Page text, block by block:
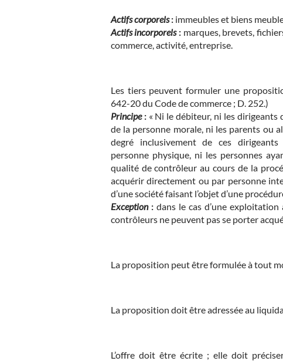
Actifs corporels: immeubles et biens
Actifs incorporels :marques, brevets,
commerce, activité, entreprise.
Les tiers peuvent formuler une
642-20 du Code de commerce ; D. 252.)
Principe :« Ni le débiteur, ni les dirigeants
de la personne morale, ni les parents ou
degré inclusivement de ces
personne physique, ni les personnes
qualité de contrôleur au cours de la
acquérir directement ou par personne
d’une société faisant l’objet d’une
Exception: dans le cas d’une exploitation
contrôleurs ne peuvent pas se porter
La proposition peut être formulée à tout
La proposition doit être adressée au
L’offre doit être écrite ; elle doit